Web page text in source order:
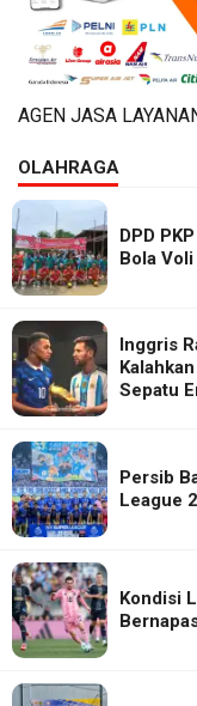
AGEN JASA
OLAHRAGA
DPD
Bola
Inggris
Sepatu
Persib
League
Kondisi